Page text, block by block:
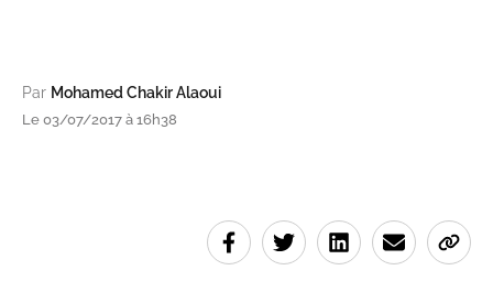
Par Mohamed Chakir Alaoui
Le 03/07/2017 à 16h38